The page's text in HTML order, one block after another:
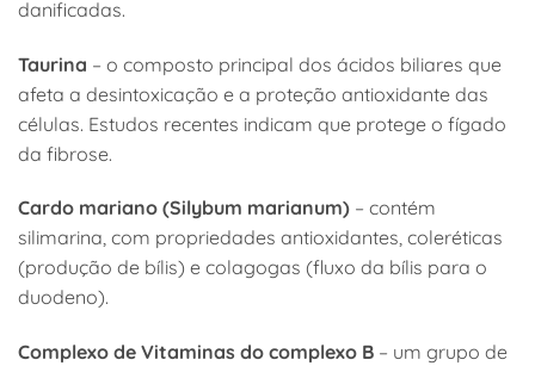
danificadas.
Taurina – o composto principal dos ácidos biliares que
afeta a desintoxicação e a proteção antioxidante das
células. Estudos recentes indicam que protege o fígado
da fibrose.
Cardo mariano (Silybum marianum) – contém
silimarina, com propriedades antioxidantes, coleréticas
(produção de bílis) e colagogas (fluxo da bílis para o
duodeno).
Complexo de Vitaminas do complexo B – um grupo de